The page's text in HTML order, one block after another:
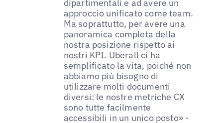
dipartimentali e ad avere un
approccio unificato come team.
Ma soprattutto, per avere una
panoramica completa della
nostra posizione rispetto ai
nostri KPI. Uberall ci ha
semplificato la vita, poiché non
abbiamo più bisogno di
utilizzare molti documenti
diversi: le nostre metriche CX
sono tutte facilmente
accessibili in un unico posto» -